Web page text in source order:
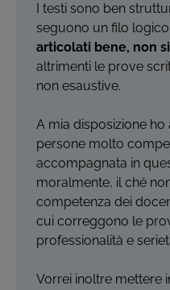
I testi sono ben
seguono un filo
articolati bene, non
altrimenti le prove
non esaustive.
A mia disposizione
persone molto
accompagnata in
moralmente, il ché
competenza dei
cui correggono le
professionalità e
Vorrei inoltre mettere